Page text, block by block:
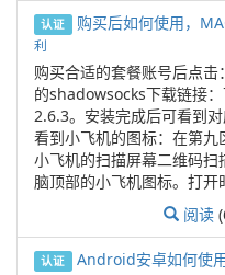
认证 购买后如何使用，
利
购买合适的套餐账号后点
的shadowsocks下载链接
2.6.3。安装完成后可看到
看到小飞机的图标：在第
小飞机的扫描屏幕二维码
脑顶部的小飞机图标。打
阅读
认证 Android安卓如何使